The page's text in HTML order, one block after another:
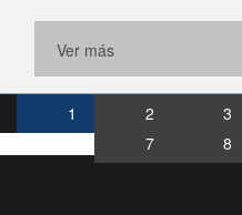
Ver más
1 2 3
7
8